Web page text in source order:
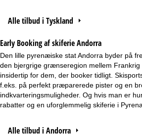
Alle tilbud i Tyskland
Early Booking af skiferie Andorra
Den lille pyrenæiske stat Andorra byder på
den bjergrige grænseregion mellem Frankrig
insidertip for dem, der booker tidligt.
f.eks. på perfekt præparerede pister og en
indkvarteringsmuligheder. Og hvis man er
rabatter og en uforglemmelig skiferie i
Alle tilbud i Andorra